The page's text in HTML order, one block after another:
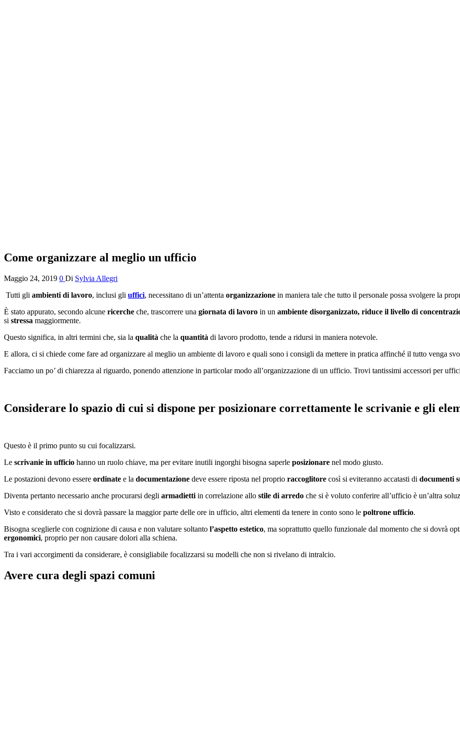
Come organizzare al meglio un ufficio
Maggio 24, 2019 0 Di Sylvia Allegri
Tutti gli ambienti di lavoro, inclusi gli uffici, necessitano di un’attenta organizzazione in maniera tale che tutto il personale possa svolgere la
È stato appurato, secondo alcune ricerche che, trascorrere una giornata di lavoro in un ambiente disorganizzato, riduce il livello di
si stressa maggiormente.
Questo significa, in altri termini che, sia la qualità che la quantità di lavoro prodotto, tende a ridursi in maniera notevole.
E allora, ci si chiede come fare ad organizzare al meglio un ambiente di lavoro e quali sono i consigli da mettere in pratica affinché il tutto venga
Facciamo un po’ di chiarezza al riguardo, ponendo attenzione in particolar modo all’organizzazione di un ufficio. Trovi tantissimi accessori per
Considerare lo spazio di cui si dispone per posizionare correttamente le scrivanie e gli
Questo è il primo punto su cui focalizzarsi.
Le scrivanie in ufficio hanno un ruolo chiave, ma per evitare inutili ingorghi bisogna saperle posizionare nel modo giusto.
Le postazioni devono essere ordinate e la documentazione deve essere riposta nel proprio raccoglitore così si eviteranno accatasti di documenti
Diventa pertanto necessario anche procurarsi degli armadietti in correlazione allo stile di arredo che si è voluto conferire all’ufficio è un’altra
Visto e considerato che si dovrà passare la maggior parte delle ore in ufficio, altri elementi da tenere in conto sono le poltrone ufficio.
Bisogna sceglierle con cognizione di causa e non valutare soltanto l’aspetto estetico, ma soprattutto quello funzionale dal momento che si dovrà
ergonomici, proprio per non causare dolori alla schiena.
Tra i vari accorgimenti da considerare, è consigliabile focalizzarsi su modelli che non si rivelano di intralcio.
Avere cura degli spazi comuni